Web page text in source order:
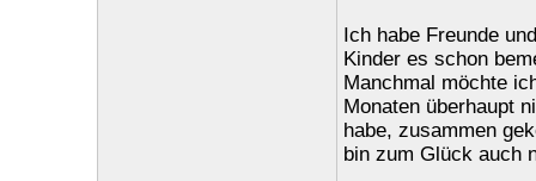
Ich habe Freunde
Kinder es schon
Manchmal möchte
Monaten überhaupt
habe, zusammen
bin zum Glück auch